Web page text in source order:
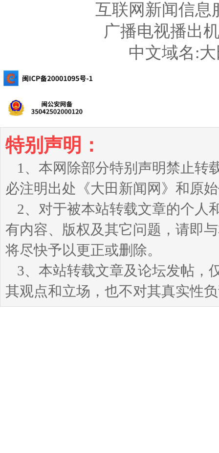
互联网新闻信息
广播电视播出
中文域名:
特别声明：
1、本网除部分特别声明禁止转
必注明出处《大田新闻网》和原
2、对于被本站转载文章的个人
有内容、版权及其它问题，请即
将尽快予以更正或删除。
3、本站转载文章及论坛发帖，
其观点和立场，也不对其真实性